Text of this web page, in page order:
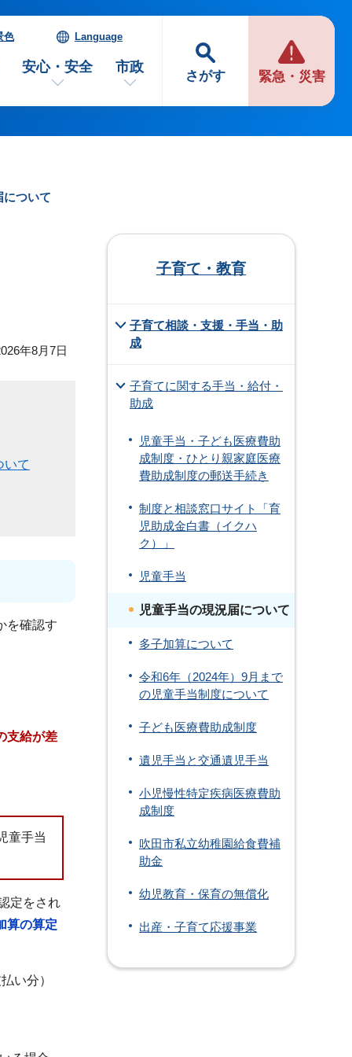
さがす 緊急・災害
色 Language
安心・安全 市政
について
年8月7日
いて
を確認す
支給が差
童手当
定をされ
算の算定
い分）
子育て・教育
子育て相談・支援・手当・助
成
子育てに関する手当・給付・
助成
児童手当・子ども医療費助
成制度・ひとり親家庭医療
費助成制度の郵送手続き
制度と相談窓口サイト「育
児助成金白書（イクハ
ク）」
児童手当
児童手当の現況届について
多子加算について
令和6年（2024年）9月まで
の児童手当制度について
子ども医療費助成制度
遺児手当と交通遺児手当
小児慢性特定疾病医療費助
成制度
吹田市私立幼稚園給食費補
助金
幼児教育・保育の無償化
出産・子育て応援事業